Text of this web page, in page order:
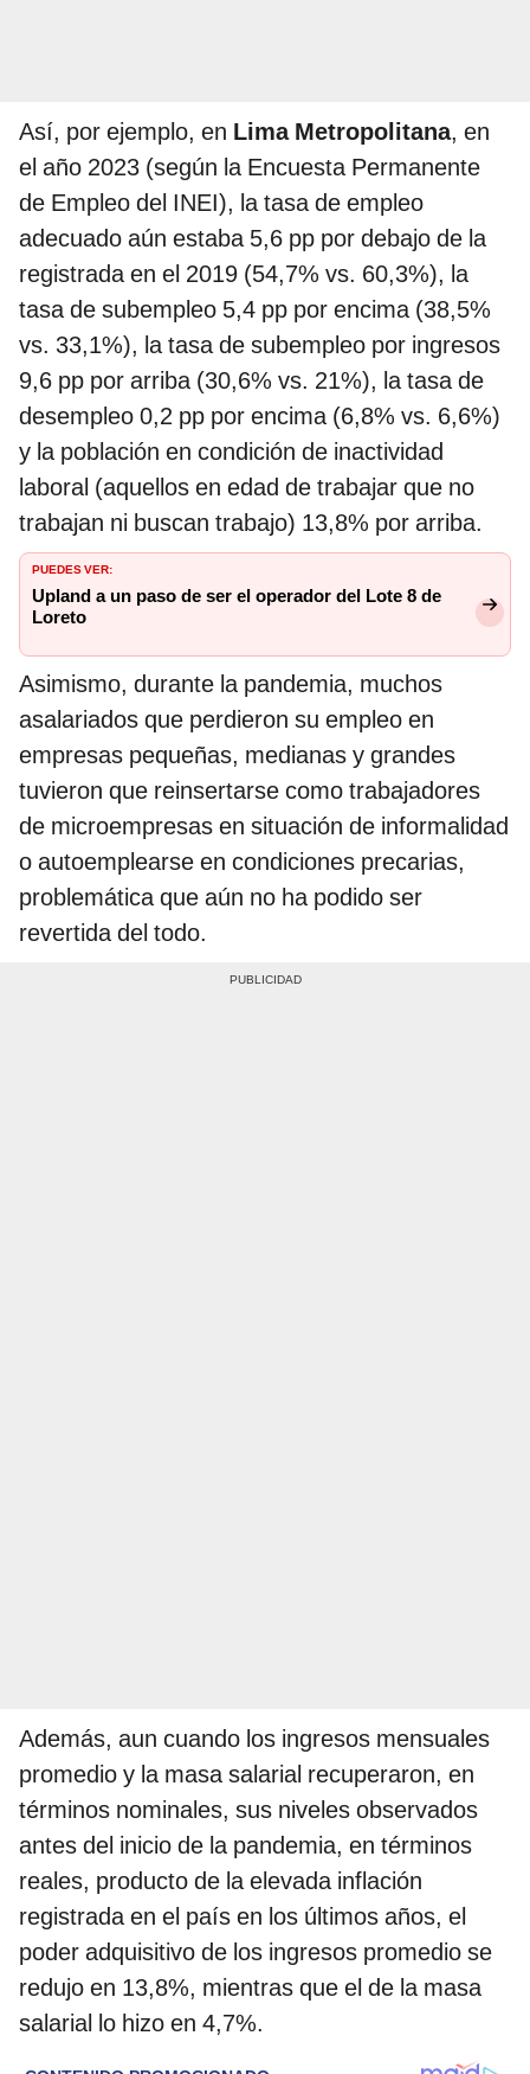
Así, por ejemplo, en Lima Metropolitana, en
el año 2023 (según la Encuesta Permanente
de Empleo del INEI), la tasa de empleo
adecuado aún estaba 5,6 pp por debajo de la
registrada en el 2019 (54,7% vs. 60,3%), la
tasa de subempleo 5,4 pp por encima (38,5%
vs. 33,1%), la tasa de subempleo por ingresos
9,6 pp por arriba (30,6% vs. 21%), la tasa de
desempleo 0,2 pp por encima (6,8% vs. 6,6%)
y la población en condición de inactividad
laboral (aquellos en edad de trabajar que no
trabajan ni buscan trabajo) 13,8% por arriba.
PUEDES VER:
Upland a un paso de ser el operador del Lote 8 de
Loreto
Asimismo, durante la pandemia, muchos
asalariados que perdieron su empleo en
empresas pequeñas, medianas y grandes
tuvieron que reinsertarse como trabajadores
de microempresas en situación de informalidad
o autoemplearse en condiciones precarias,
problemática que aún no ha podido ser
revertida del todo.
Además, aun cuando los ingresos mensuales
promedio y la masa salarial recuperaron, en
términos nominales, sus niveles observados
antes del inicio de la pandemia, en términos
reales, producto de la elevada inflación
registrada en el país en los últimos años, el
poder adquisitivo de los ingresos promedio se
redujo en 13,8%, mientras que el de la masa
salarial lo hizo en 4,7%.